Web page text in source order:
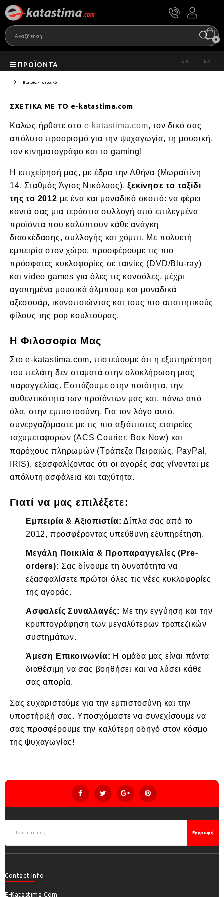
0
ΠΡΟΪΌΝΤΑ GR EN
Εταιρία - Ιστορικό
ΣΧΕΤΙΚΑ ΜΕ ΤΟ e-katastima.com
Καλώς ήρθατε στο e-katastima.com, τον δικό σας
απόλυτο προορισμό για την ψυχαγωγία, τη μουσική,
τον κινηματογράφο και το gaming!
Η επιχείρησή μας, με έδρα την Αθήνα (Μωραϊτίνη
14, Σταθμός Άγιος Νικόλαος),ξεκίνησε το ταξίδι
της το 2012 με ένα και μοναδικό σκοπό: να φέρει
κοντά σας μια τεράστια συλλογή από επιλεγμένα
προϊόντα που καλύπτουν κάθε ανάγκη
διασκέδασης, συλλογής και χόμπι. Με πολυετή
εμπειρία στον χώρο, προσφέρουμε τις πιο
πρόσφατες κυκλοφορίες σε ταινίες (DVD/Blu-ray)
και video games για όλες τις κονσόλες, μέχρι
αγαπημένα μουσικά άλμπουμ και μοναδικά
αξεσουάρ, ικανοποιώντας και τους πιο απαιτητικούς
φίλους της pop κουλτούρας.
Η Φιλοσοφία Μας
Στοe-katastima.com, πιστεύουμε ότι η εξυπηρέτηση
του πελάτη δεν σταματά στην ολοκλήρωση μιας
παραγγελίας. Εστιάζουμε στην ποιότητα, την
αυθεντικότητα των προϊόντων μας και, πάνω από
όλα, στην εμπιστοσύνη. Για τον λόγο αυτό,
συνεργαζόμαστε με τις πιο αξιόπιστες εταιρείες
ταχυμεταφορών (ACS Courier, Box Now) και
παρόχους πληρωμών (Τράπεζα Πειραιώς, PayPal,
IRIS), εξασφαλίζοντας ότι οι αγορές σας γίνονται με
απόλυτη ασφάλεια και ταχύτητα.
Γιατί να μας επιλέξετε:
Εμπειρία & Αξιοπιστία: Δίπλα σας από το
2012, προσφέροντας υπεύθυνη εξυπηρέτηση.
Μεγάλη Ποικιλία & Προπαραγγελίες (Pre-
orders): Σας δίνουμε τη δυνατότητα να
εξασφαλίσετε πρώτοι όλες τις νέες κυκλοφορίες
της αγοράς.
Ασφαλείς Συναλλαγές: Με την εγγύηση και την
κρυπτογράφηση των μεγαλύτερων τραπεζικών
συστημάτων.
Άμεση Επικοινωνία: Η ομάδα μας είναι πάντα
διαθέσιμη να σας βοηθήσει και να λύσει κάθε
σας απορία.
Σας ευχαριστούμε για την εμπιστοσύνη και την
υποστήριξή σας. Υποσχόμαστε να συνεχίσουμε να
σας προσφέρουμε την καλύτερη οδηγό στον κόσμο
της ψυχαγωγίας!
Εγγραφή
Contact Info
E-Katastima.com